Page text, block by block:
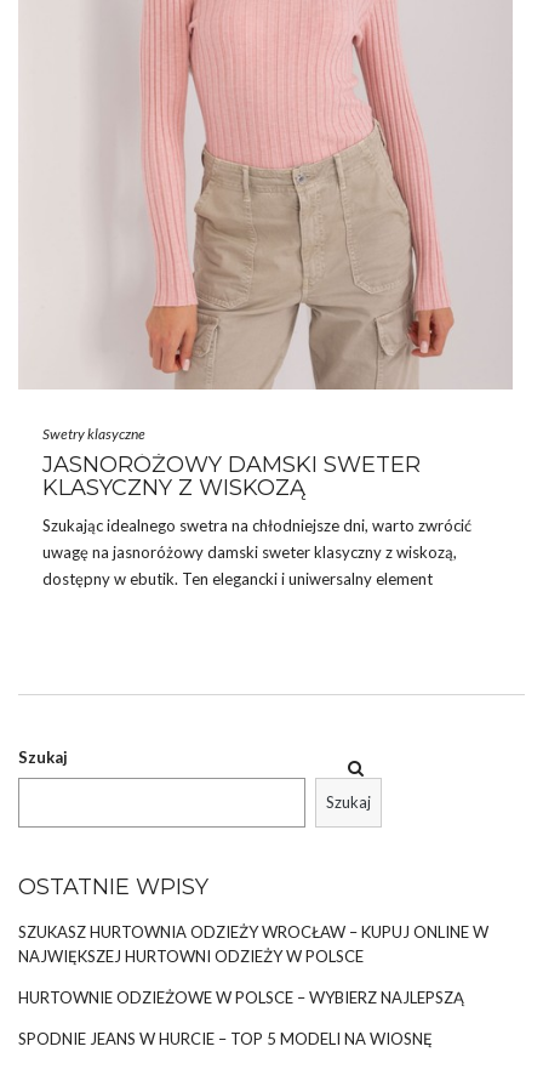
Swetry klasyczne
JASNORÓŻOWY DAMSKI SWETER
KLASYCZNY Z WISKOZĄ
Szukając idealnego swetra na chłodniejsze dni, warto zwrócić
uwagę na jasnoróżowy damski sweter klasyczny z wiskozą,
dostępny w ebutik. Ten elegancki i uniwersalny element
idealnym wyborem na każdą porę roku.…
Szukaj
Szukaj
OSTATNIE WPISY
SZUKASZ HURTOWNIA ODZIEŻY WROCŁAW – KUPUJ ONLINE W
NAJWIĘKSZEJ HURTOWNI ODZIEŻY W POLSCE
HURTOWNIE ODZIEŻOWE W POLSCE – WYBIERZ NAJLEPSZĄ
SPODNIE JEANS W HURCIE – TOP 5 MODELI NA WIOSNĘ